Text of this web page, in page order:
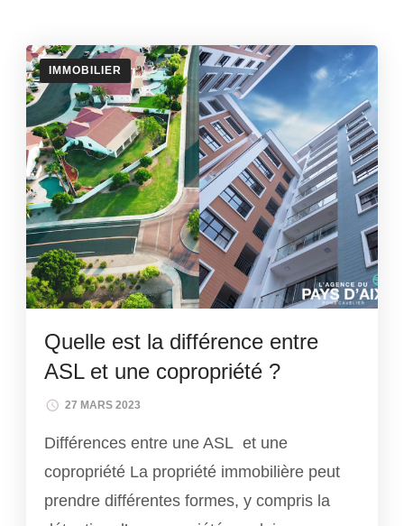
IMMOBILIER
Quelle est la différence entre
ASL et une copropriété ?
27 MARS 2023
Différences entre une ASL et une
copropriété La propriété immobilière peut
prendre différentes formes, y compris la